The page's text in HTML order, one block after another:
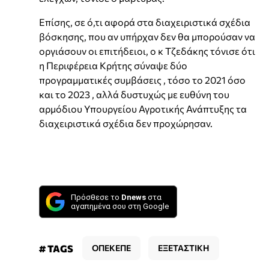
Επίσης, σε ό,τι αφορά στα διαχειριστικά σχέδια
βόσκησης, που αν υπήρχαν δεν θα μπορούσαν να
οργιάσουν οι επιτήδειοι, ο κ Τζεδάκης τόνισε ότι
η Περιφέρεια Κρήτης σύναψε δύο
προγραμματικές συμβάσεις , τόσο το 2021 όσο
και το 2023 , αλλά δυστυχώς με ευθύνη του
αρμόδιου Υπουργείου Αγροτικής Ανάπτυξης τα
διαχειριστικά σχέδια δεν προχώρησαν.
Πρόσθεσε το Dnews στα
αγαπημένα σου στη Google
# TAGS ΟΠΕΚΕΠΕ ΕΞΕΤΑΣΤΙΚΗ